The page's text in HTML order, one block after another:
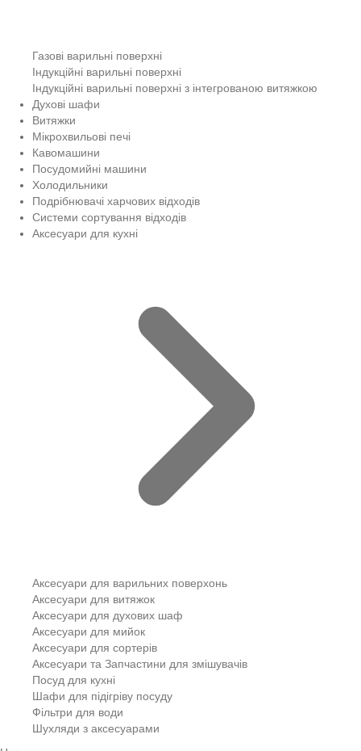
Газові варильні поверхні
Індукційні варильні поверхні
Індукційні варильні поверхні з інтегрованою витяжкою
Духові шафи
Витяжки
Мікрохвильові печі
Кавомашини
Посудомийні машини
Холодильники
Подрібнювачі харчових відходів
Системи сортування відходів
Аксесуари для кухні
Аксесуари для варильних поверхонь
Аксесуари для витяжок
Аксесуари для духових шаф
Аксесуари для мийок
Аксесуари для сортерів
Аксесуари та Запчастини для змішувачів
Посуд для кухні
Шафи для підігріву посуду
Фільтри для води
Шухляди з аксесуарами